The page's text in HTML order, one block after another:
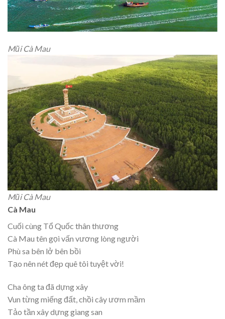
Mũi Cà Mau
Mũi Cà Mau
Cà Mau
Cuối cùng Tổ Quốc thân thương
Cà Mau tên gọi vấn vương lòng người
Phù sa bên lở bên bồi
Tạo nên nét đẹp quê tôi tuyệt vời!
Cha ông ta đã dựng xây
Vun từng miếng đất, chồi cây ươm mầm
Tảo tần xây dựng giang san